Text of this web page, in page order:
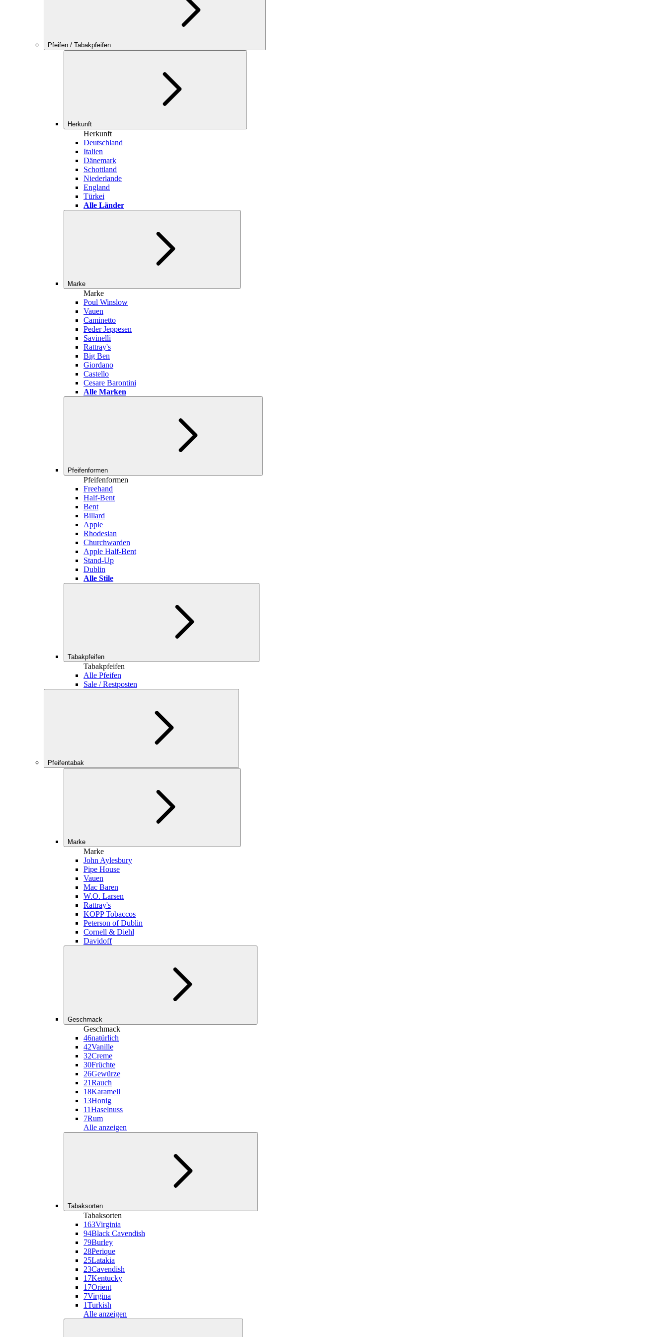
Pfeifen / Tabakpfeifen
Herkunft
Herkunft
Deutschland
Italien
Dänemark
Schottland
Niederlande
England
Türkei
Alle Länder
Marke
Marke
Poul Winslow
Vauen
Caminetto
Peder Jeppesen
Savinelli
Rattray's
Big Ben
Giordano
Castello
Cesare Barontini
Alle Marken
Pfeifenformen
Pfeifenformen
Freehand
Half-Bent
Bent
Billard
Apple
Rhodesian
Churchwarden
Apple Half-Bent
Stand-Up
Dublin
Alle Stile
Tabakpfeifen
Tabakpfeifen
Alle Pfeifen
Sale / Restposten
Pfeifentabak
Marke
Marke
John Aylesbury
Pipe House
Vauen
Mac Baren
W.O. Larsen
Rattray's
KOPP Tobaccos
Peterson of Dublin
Cornell & Diehl
Davidoff
Geschmack
Geschmack
46natürlich
42Vanille
32Creme
30Früchte
26Gewürze
21Rauch
18Karamell
13Honig
11Haselnuss
7Rum
Alle anzeigen
Tabaksorten
Tabaksorten
163Virginia
94Black Cavendish
79Burley
28Perique
25Latakia
23Cavendish
17Kentucky
17Orient
7Virgina
1Turkish
Alle anzeigen